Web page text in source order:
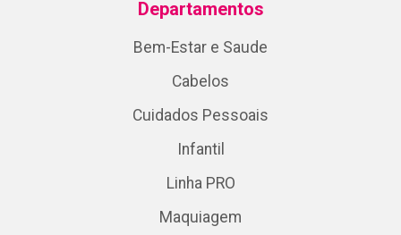
Departamentos
Bem-Estar e Saude
Cabelos
Cuidados Pessoais
Infantil
Linha PRO
Maquiagem